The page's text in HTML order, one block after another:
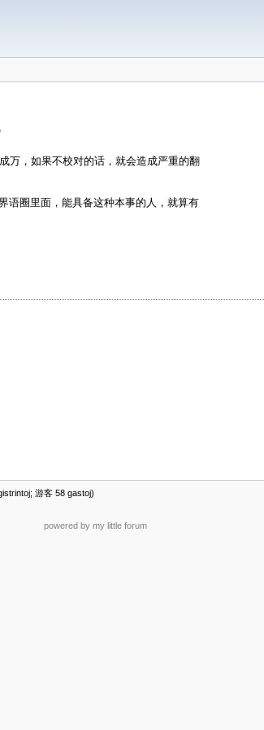
万，如果不校对的话，就会造成严重的翻
语圈里面，能具备这种本事的人，就算有
游客 58 gastoj)
powered by my little forum